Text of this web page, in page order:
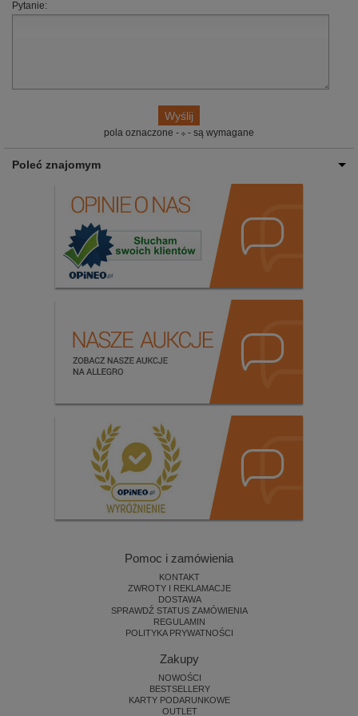
Pytanie:
pola oznaczone - - są wymagane
Poleć znajomym
Pomoc i zamówienia
KONTAKT
ZWROTY I REKLAMACJE
DOSTAWA
SPRAWDŹ STATUS ZAMÓWIENIA
REGULAMIN
POLITYKA PRYWATNOŚCI
Zakupy
NOWOŚCI
BESTSELLERY
KARTY PODARUNKOWE
OUTLET